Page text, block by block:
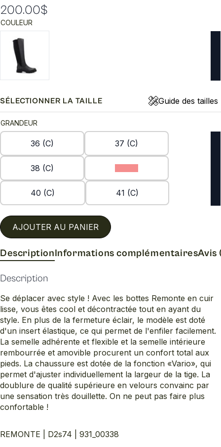
200.00$
COULEUR
SÉLECTIONNER LA TAILLE Guide des tailles
GRANDEUR
36 (C) 37 (C)
38 (C)
40 (C) 41 (C)
AJOUTER AU PANIER
DescriptionInformations complémentairesAvis
Description
Se déplacer avec style ! Avec les bottes Remonte en cuir
lisse, vous êtes cool et décontractée tout en ayant du
style. En plus de la fermeture éclair, le modèle est doté
d'un insert élastique, ce qui permet de l'enfiler facilement.
La semelle adhérente et flexible et la semelle intérieure
rembourrée et amovible procurent un confort total aux
pieds. La chaussure est dotée de la fonction «Vario», qui
permet d'ajuster individuellement la largeur de la tige. La
doublure de qualité supérieure en velours convainc par
une sensation très douillette. On ne peut pas faire plus
confortable !
REMONTE | D2s74 | 931_00338